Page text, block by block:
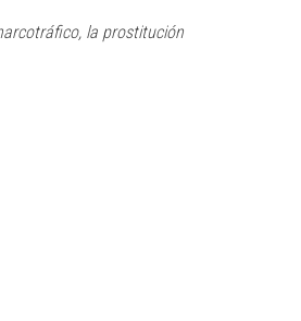
la prostitución